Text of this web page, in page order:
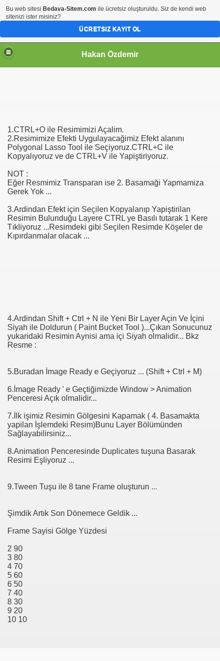
Hakan Özdemir
1.CTRL+O ile Resimimizi Açalim.
2.Resimimize Efekti Uygulayacağimiz Efekt alanını
Polygonal Lasso Tool ile Seçiyoruz.CTRL+C ile
Kopyalıyoruz ve de CTRL+V ile Yapiştiriyoruz.
NOT :
Eğer Resmimiz Transparan ise 2. Basamaği Yapmamiza
Gerek Yok ...
3.Ardindan Efekt için Seçilen Kopyalanıp Yapiştirilan
Resimin Bulunduğu Layere CTRL ye Basılı tutarak 1 Kere
Tıkliyoruz ...Resimdeki gibi Seçilen Resimde Köşeler de
Kıpırdanmalar olacak ...
4.Ardindan Shift + Ctrl + N ile Yeni Bir Layer Açin Ve İçini
Siyah ile Doldurun ( Paint Bucket Tool )...Çıkan Sonucunuz
yukaridaki Resimin Aynisi ama içi Siyah olmalidir... Bkz
Resme :
5.Buradan İmage Ready e Geçiyoruz ... (Shift + Ctrl + M)
6.İmage Ready ' e Geçtiğimizde Window > Animation
Penceresi Açık olmalidir...
7.İlk işimiz Resimin Gölgesini Kapamak ( 4. Basamakta
yapilan İşlemdeki Resim)Bunu Layer Bölümünden
Sağlayabilirsiniz...
8.Animation Penceresinde Duplicates tuşuna Basarak
Resimi Eşliyoruz ...
9.Tween Tuşu ile 8 tane Frame oluşturun ...
Şimdik Artık Son Dönemece Geldik ...
Frame Sayisi Gölge Yüzdesi
2 90
3 80
4 70
5 60
6 50
7 40
8 30
9 20
10 10
Bu web sitesi Bedava-Sitem.com ile ücretsiz oluşturuldu. Siz de kendi web
sitenizi ister misiniz?
ÜCRETSIZ KAYIT OL